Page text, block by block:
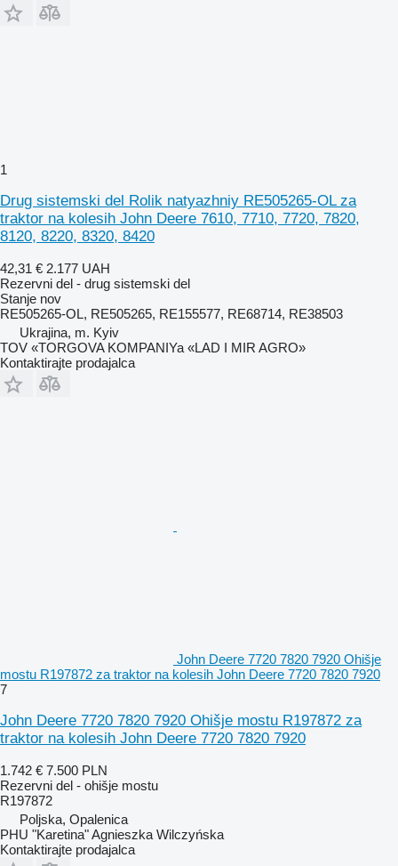
1
Drug sistemski del Rolik natyazhniy RE505265-OL za
traktor na kolesih John Deere 7610, 7710, 7720, 7820,
8120, 8220, 8320, 8420
42,31 € 2.177 UAH
Rezervni del - drug sistemski del
Stanje nov
RE505265-OL, RE505265, RE155577, RE68714, RE38503
Ukrajina, m. Kyiv
TOV «TORGOVA KOMPANIYa «LAD I MIR AGRO»
Kontaktirajte prodajalca
John Deere 7720 7820 7920 Ohišje
mostu R197872 za traktor na kolesih John Deere 7720 7820 7920
7
John Deere 7720 7820 7920 Ohišje mostu R197872 za
traktor na kolesih John Deere 7720 7820 7920
1.742 € 7.500 PLN
Rezervni del - ohišje mostu
R197872
Poljska, Opalenica
PHU "Karetina" Agnieszka Wilczyńska
Kontaktirajte prodajalca